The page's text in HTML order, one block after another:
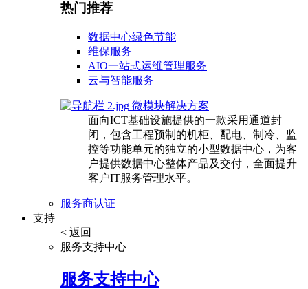
热门推荐
数据中心绿色节能
维保服务
AIO一站式运维管理服务
云与智能服务
微模块解决方案
面向ICT基础设施提供的一款采用通道封
闭，包含工程预制的机柜、配电、制冷、监
控等功能单元的独立的小型数据中心，为客
户提供数据中心整体产品及交付，全面提升
客户IT服务管理水平。
服务商认证
支持
< 返回
服务支持中心
服务支持中心